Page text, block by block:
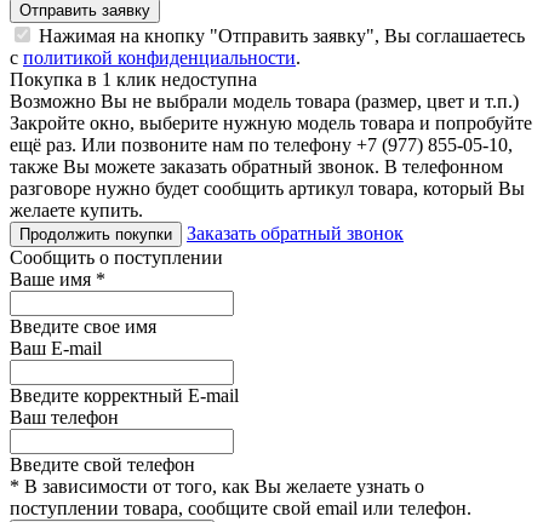
Отправить заявку
Нажимая на кнопку "Отправить заявку", Вы соглашаетесь
с политикой конфиденциальности.
Покупка в 1 клик недоступна
Возможно Вы не выбрали модель товара (размер, цвет и т.п.)
Закройте окно, выберите нужную модель товара и попробуйте
ещё раз. Или позвоните нам по телефону +7 (977) 855-05-10,
также Вы можете заказать обратный звонок. В телефонном
разговоре нужно будет сообщить артикул товара, который Вы
желаете купить.
Продолжить покупки
Заказать обратный звонок
Сообщить о поступлении
Ваше имя *
Введите свое имя
Ваш E-mail
Введите корректный E-mail
Ваш телефон
Введите свой телефон
* В зависимости от того, как Вы желаете узнать о
поступлении товара, сообщите свой email или телефон.